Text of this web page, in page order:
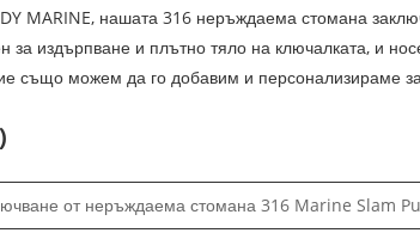
MARINE, нашата 316 неръждаема стомана
издърпване и плътно тяло на ключалката, и
също можем да го добавим и персонализираме
от неръждаема стомана 316 Marine Slam